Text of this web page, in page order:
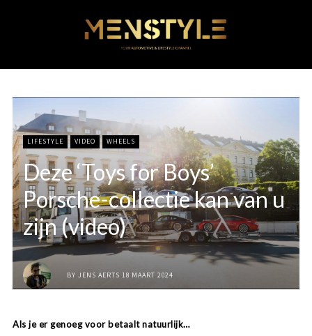
LIFESTYLE VIDEO WHEELS
Deze ‘Toys for Boys’
Porsche-collectie kan van u
zijn (video)
BY JENS AERTS 18 MAART 2024
Als je er genoeg voor betaalt natuurlijk…